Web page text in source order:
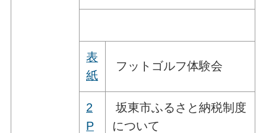
表
紙
フットゴルフ体験会
2
P
坂東市ふるさと納税制度
について